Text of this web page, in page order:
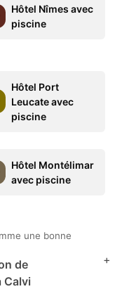
Hôtel Nîmes avec
piscine
Hôtel Port
Leucate avec
piscine
Hôtel Montélimar
avec piscine
une bonne
de
Calvi
+